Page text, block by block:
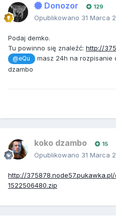
Donozor 129
Opublikowano 31 Marca
Podaj demko.
Tu powinno się znaleźć: http://
@eQu
masz 24h na rozpisanie
dzambo
koko dzambo 15
Opublikowano 31 Marca
http://
1522506480.zip